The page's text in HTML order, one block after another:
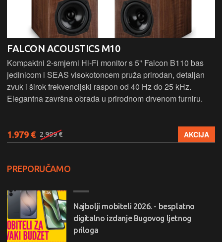
FALCON ACOUSTICS M10
Kompaktni 2-smjerni Hi-Fi monitor s 5" Falcon B110 bas
jedinicom i SEAS visokotoncem pruža prirodan, detaljan
zvuk i širok frekvencijski raspon od 40 Hz do 25 kHz.
Elegantna završna obrada u prirodnom drvenom furniru.
1.979 € 2.999 € AKCIJA
PREPORUČAMO
Najbolji mobiteli 2026. - besplatno
digitalno izdanje Bugovog ljetnog
priloga